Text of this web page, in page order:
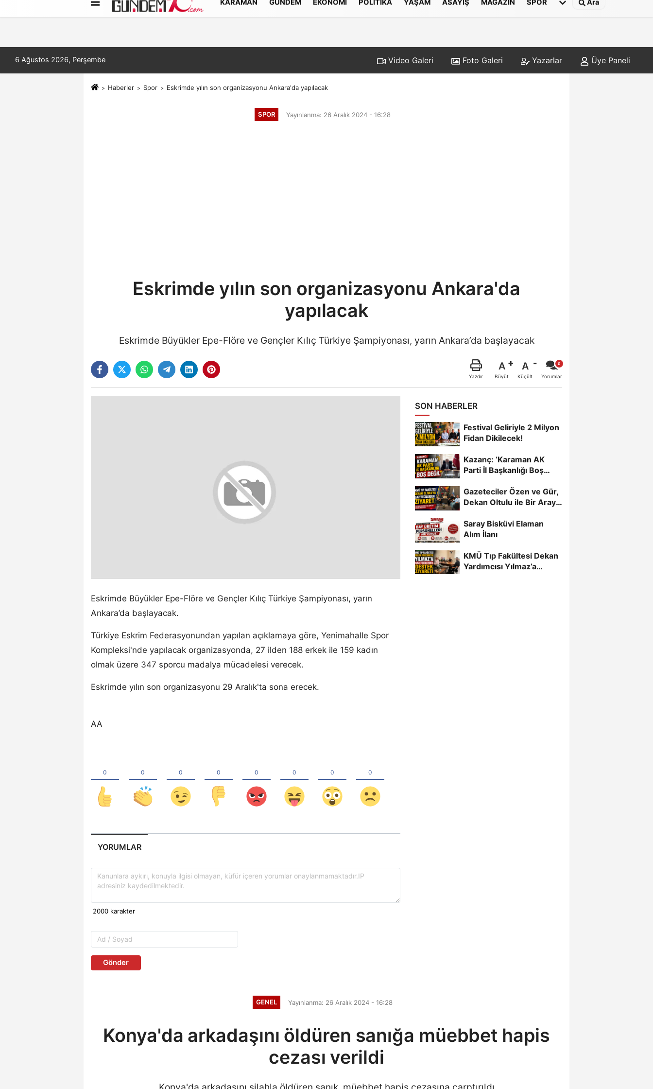
Künye İletişim Çerez Politikası
KARAMAN GÜNDEM EKONOMI POLITIKA YAŞAM ASAYIŞ MAGAZIN SPOR Ara
6 Ağustos 2026, Perşembe Video Galeri Foto Galeri Yazarlar Üye Paneli
Haberler Spor Eskrimde yılın son organizasyonu Ankara'da yapılacak
SPOR Yayınlanma: 26 Aralık 2024 - 16:28
Eskrimde yılın son organizasyonu Ankara'da
yapılacak
Eskrimde Büyükler Epe-Flöre ve Gençler Kılıç Türkiye Şampiyonası, yarın Ankara’da başlayacak
Yazdır
A
Büyüt
A
Küçült Yorumlar
Eskrimde Büyükler Epe-Flöre ve Gençler Kılıç Türkiye Şampiyonası, yarın
Ankara’da başlayacak.
Türkiye Eskrim Federasyonundan yapılan açıklamaya göre, Yenimahalle Spor
Kompleksi'nde yapılacak organizasyonda, 27 ilden 188 erkek ile 159 kadın
olmak üzere 347 sporcu madalya mücadelesi verecek.
Eskrimde yılın son organizasyonu 29 Aralık'ta sona erecek.
AA
YORUMLAR
Gönder
SON HABERLER
Festival Geliriyle 2 Milyon
Fidan Dikilecek!
Kazanç: ‘Karaman AK
Parti İl Başkanlığı Boş
Gazeteciler Özen ve Gür,
Dekan Oltulu ile Bir Araya
Saray Bisküvi Elaman
Alım İlanı
KMÜ Tıp Fakültesi Dekan
Yardımcısı Yılmaz’a
GENEL Yayınlanma: 26 Aralık 2024 - 16:28
Konya'da arkadaşını öldüren sanığa müebbet hapis
cezası verildi